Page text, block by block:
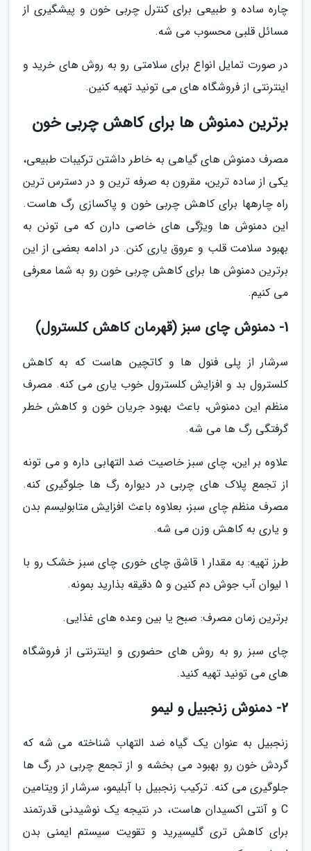
چاره ساده و طبیعی برای کنترل چربی خون و پیشگیری از
مسائل قلبی محسوب می شه.
در صورت تمایل انواع برای سلامتی رو به روش های خرید و
اینترنتی از فروشگاه های می تونید تهیه کنین.
برترین دمنوش ها برای کاهش چربی خون
مصرف دمنوش های گیاهی به خاطر داشتن ترکیبات طبیعی،
یکی از ساده ترین، مقرون به صرفه ترین و در دسترس ترین
راه چارهها برای کاهش چربی خون و پاکسازی رگ هاست.
این دمنوش ها ویژگی های خاصی دارن که می تونن به
بهبود سلامت قلب و عروق یاری کنن. در ادامه بعضی از این
برترین دمنوش ها برای کاهش چربی خون رو به شما معرفی
می کنیم.
1- دمنوش چای سبز (قهرمان کاهش کلسترول)
سرشار از پلی فنول ها و کاتچین هاست که به کاهش
کلسترول بد و افزایش کلسترول خوب یاری می کنه. مصرف
منظم این دمنوش، باعث بهبود جریان خون و کاهش خطر
گرفتگی رگ ها می شه.
علاوه بر این، چای سبز خاصیت ضد التهابی داره و می تونه
از تجمع پلاک های چربی در دیواره رگ ها جلوگیری کنه.
مصرف منظم چای سبز، بعلاوه باعث افزایش متابولیسم بدن
و یاری به کاهش وزن می شه.
طرز تهیه: به مقدار 1 قاشق چای خوری چای سبز خشک رو با
1 لیوان آب جوش دم کنین و 5 دقیقه بذارید بمونه.
برترین زمان مصرف: صبح یا بین وعده های غذایی.
چای سبز رو به روش های حضوری و اینترنتی از فروشگاه
های می تونید تهیه کنید.
2- دمنوش زنجبیل و لیمو
زنجبیل به عنوان یک گیاه ضد التهاب شناخته می شه که
گردش خون رو بهبود می بخشه و از تجمع چربی در رگ ها
جلوگیری می کنه. ترکیب زنجبیل با آبلیمو، سرشار از ویتامین
C و آنتی اکسیدان هاست، در نتیجه یک نوشیدنی قدرتمند
برای کاهش تری گلیسیرید و تقویت سیستم ایمنی بدن